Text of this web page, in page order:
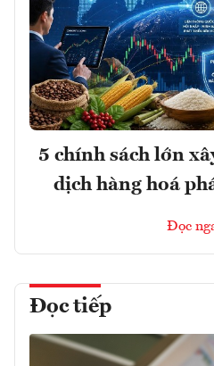
5 chính sách lớn
dịch hàng hoá
Đọc
Đọc tiếp